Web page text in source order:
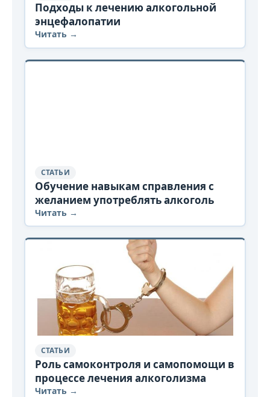
Подходы к лечению алкогольной
энцефалопатии
Читать →
СТАТЬИ
Обучение навыкам справления с
желанием употреблять алкоголь
Читать →
СТАТЬИ
Роль самоконтроля и самопомощи в
процессе лечения алкоголизма
Читать →